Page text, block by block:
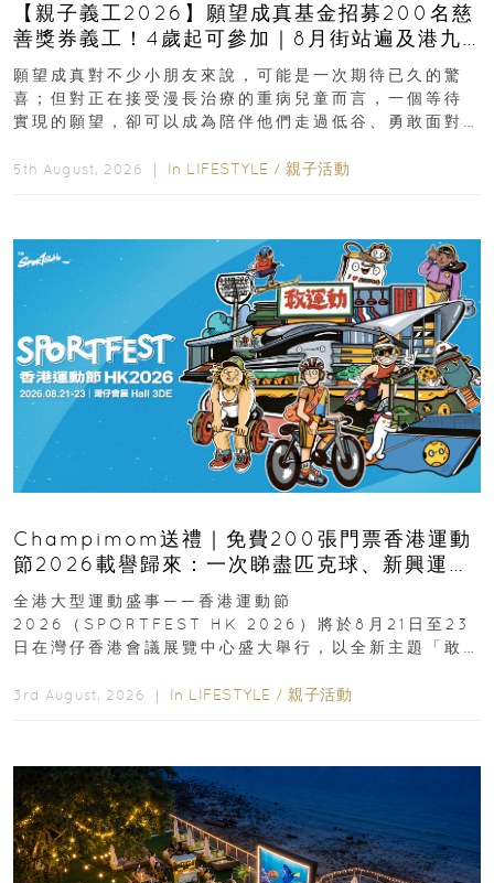
【親子義工2026】願望成真基金招募200名慈
善獎券義工！4歲起可參加｜8月街站遍及港九
新界
願望成真對不少小朋友來說，可能是一次期待已久的驚
喜；但對正在接受漫長治療的重病兒童而言，一個等待
實現的願望，卻可以成為陪伴他們走過低谷、勇敢面對
5th August, 2026 ｜ In LIFESTYLE / 親子活動
Champimom送禮｜免費200張門票香港運動
節2026載譽歸來：一次睇盡匹克球、新興運
動、街舞比賽＋逾百運動品牌展覽
全港大型運動盛事——香港運動節
2026（SPORTFEST HK 2026）將於8月21日至23
日在灣仔香港會議展覽中心盛大舉行，以全新主題「敢
3rd August, 2026 ｜ In LIFESTYLE / 親子活動